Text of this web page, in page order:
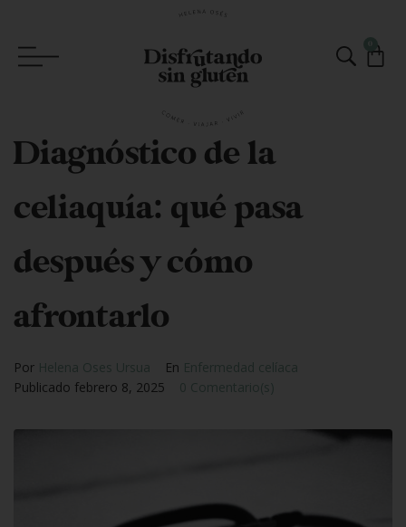
Diagnóstico de la
celiaquía: qué pasa
después y cómo
afrontarlo
Por Helena Oses Ursua En Enfermedad celíaca
Publicado febrero 8, 2025 0 Comentario(s)